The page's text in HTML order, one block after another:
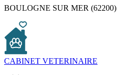
BOULOGNE SUR MER (62200)
CABINET VETERINAIRE